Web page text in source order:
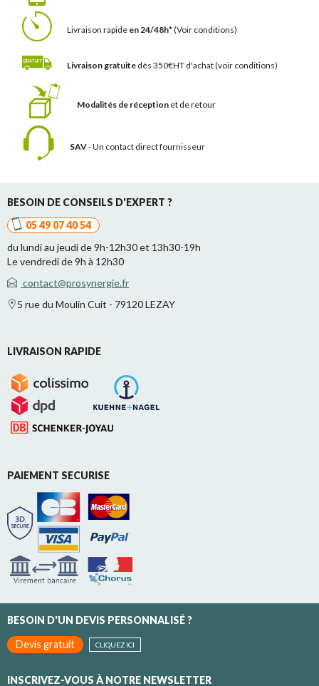
Livraison rapide en 24/48h*(Voir conditions)
Livraison gratuite dès 350€HT d'achat(voir conditions)
Modalités de réception et de retour
SAV- Un contact direct fournisseur
BESOIN DE CONSEILS D'EXPERT ?
05 49 07 40 54
du lundi au jeudi de 9h-12h30 et 13h30-19h
Le vendredi de 9h à 12h30
contact@prosynergie.fr
5 rue du Moulin Cuit - 79120 LEZAY
LIVRAISON RAPIDE
PAIEMENT SECURISE
BESOIN D'UN DEVIS PERSONNALISÉ ?
Devis gratuit
CLIQUEZ ICI
INSCRIVEZ-VOUS À NOTRE NEWSLETTER